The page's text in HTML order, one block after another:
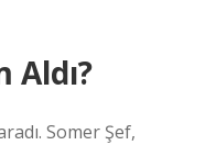
Aldı?
Somer Şef,